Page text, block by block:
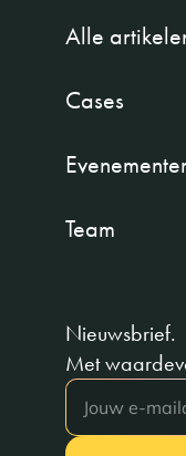
Alle
Cases
Team
Nieuwsbrief.
Met